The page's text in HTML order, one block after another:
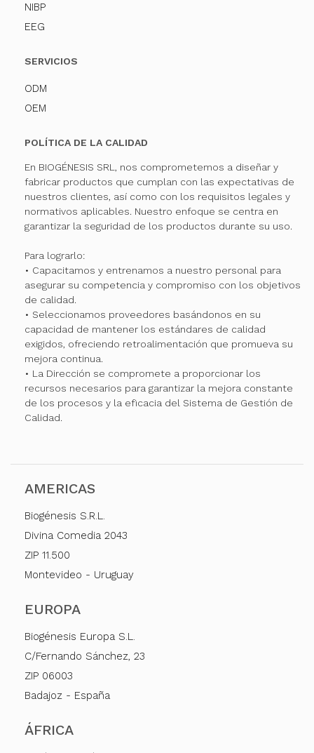
NIBP
EEG
SERVICIOS
ODM
OEM
POLÍTICA DE LA CALIDAD
En BIOGÉNESIS SRL, nos comprometemos a diseñar y
fabricar productos que cumplan con las expectativas de
nuestros clientes, así como con los requisitos legales y
normativos aplicables. Nuestro enfoque se centra en
garantizar la seguridad de los productos durante su uso.
Para lograrlo:
• Capacitamos y entrenamos a nuestro personal para
asegurar su competencia y compromiso con los objetivos
de calidad.
• Seleccionamos proveedores basándonos en su
capacidad de mantener los estándares de calidad
exigidos, ofreciendo retroalimentación que promueva su
mejora continua.
• La Dirección se compromete a proporcionar los
recursos necesarios para garantizar la mejora constante
de los procesos y la eficacia del Sistema de Gestión de
Calidad.
AMERICAS
Biogénesis S.R.L.
Divina Comedia 2043
ZIP 11.500
Montevideo - Uruguay
EUROPA
Biogénesis Europa S.L.
C/Fernando Sánchez, 23
ZIP 06003
Badajoz - España
ÁFRICA